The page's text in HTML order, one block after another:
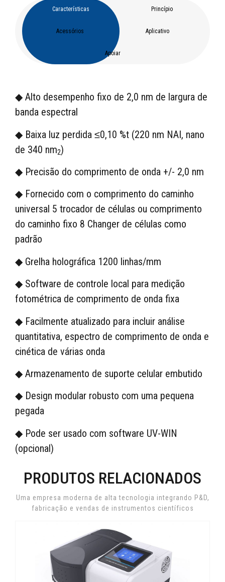
Características Princípio
Acessórios Aplicativo
Apoiar
◆ Alto desempenho fixo de 2,0 nm de largura de
banda espectral
◆ Baixa luz perdida ≤0,10 %t (220 nm NAI, nano
de 340 nm2)
◆ Precisão do comprimento de onda +/- 2,0 nm
◆ Fornecido com o comprimento do caminho
universal 5 trocador de células ou comprimento
do caminho fixo 8 Changer de células como
padrão
◆ Grelha holográfica 1200 linhas/mm
◆ Software de controle local para medição
fotométrica de comprimento de onda fixa
◆ Facilmente atualizado para incluir análise
quantitativa, espectro de comprimento de onda e
cinética de várias onda
◆ Armazenamento de suporte celular embutido
◆ Design modular robusto com uma pequena
pegada
◆ Pode ser usado com software UV-WIN
(opcional)
PRODUTOS RELACIONADOS
Uma empresa moderna de alta tecnologia integrando P&D,
fabricação e vendas de instrumentos científicos